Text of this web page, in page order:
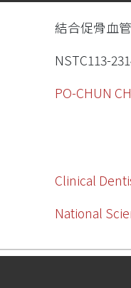
結合促骨血
NSTC113-
PO-CHUN
Clinical
National